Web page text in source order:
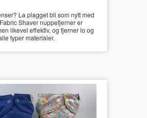
La plagget bli som nytt med
Shaver nuppefjerner er
likevel effektiv, og fjerner lo og
typer materialer.